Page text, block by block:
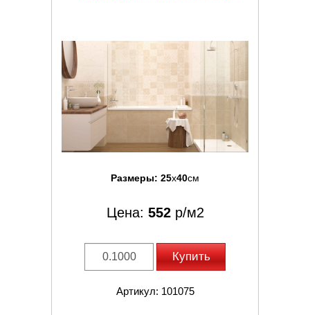
Размеры: 25x40см
Цена: 552р/м2
Купить
Артикул: 101075